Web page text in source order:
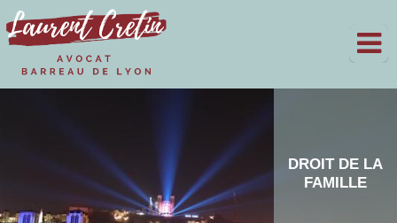
DROIT DU
TRAVAIL